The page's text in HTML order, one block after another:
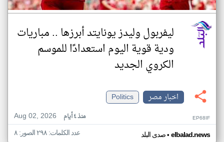
ليفربول وليدز يونايتد أبرزها .. مباريات
ودية قوية اليوم استعدادًا للموسم
الكروي الجديد
اخبار مصر
Politics
Aug 02, 2026
منذ ٤ أيام EP68IF
صدى البلد• elbalad.news عدد الكلمات: ٢٩٨ الصور: ٨